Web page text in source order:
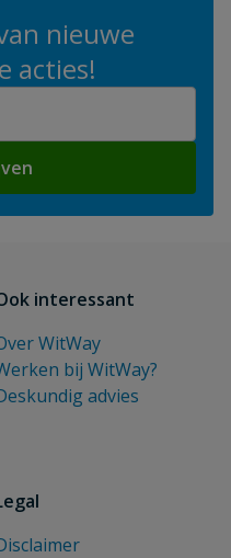
nieuwe
acties!
interessant
WitWay
bij WitWay?
advies